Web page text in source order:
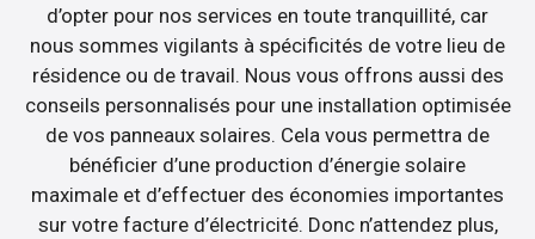
d’opter pour nos services en toute tranquillité, car
nous sommes vigilants à spécificités de votre lieu de
résidence ou de travail. Nous vous offrons aussi des
conseils personnalisés pour une installation optimisée
de vos panneaux solaires. Cela vous permettra de
bénéficier d’une production d’énergie solaire
maximale et d’effectuer des économies importantes
sur votre facture d’électricité. Donc n’attendez plus,